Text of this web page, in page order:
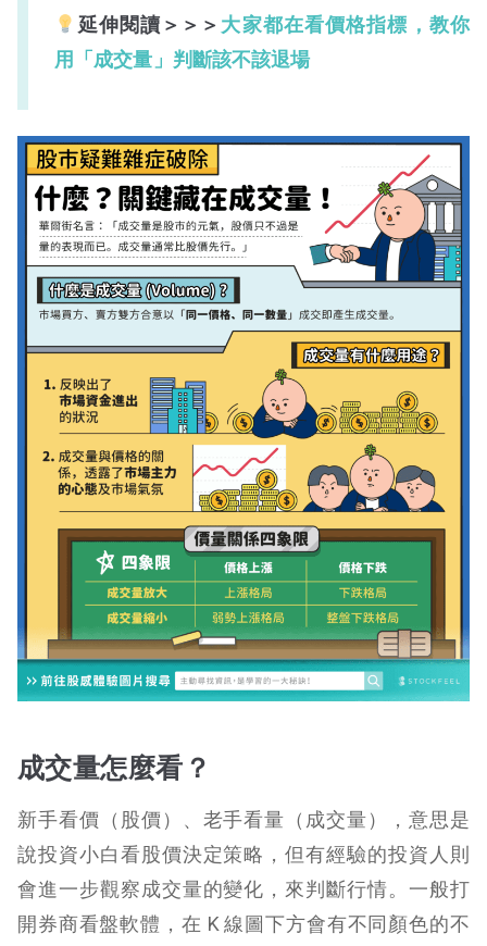
延伸閱讀＞＞＞ 大家都在看價格指標，教你
用「成交量」判斷該不該退場
成交量怎麼看？
新手看價（股價）、老手看量（成交量），意思是
說投資小白看股價決定策略，但有經驗的投資人則
會進一步觀察成交量的變化，來判斷行情。一般打
開券商看盤軟體，在 K 線圖下方會有不同顏色的不